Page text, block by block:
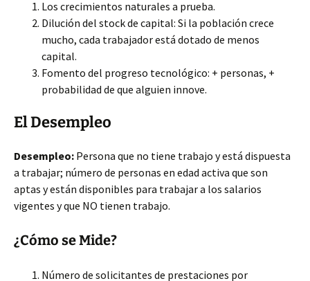
Los crecimientos naturales a prueba.
Dilución del stock de capital: Si la población crece
mucho, cada trabajador está dotado de menos
capital.
Fomento del progreso tecnológico: + personas, +
probabilidad de que alguien innove.
El Desempleo
Desempleo: Persona que no tiene trabajo y está dispuesta
a trabajar; número de personas en edad activa que son
aptas y están disponibles para trabajar a los salarios
vigentes y que NO tienen trabajo.
¿Cómo se Mide?
Número de solicitantes de prestaciones por